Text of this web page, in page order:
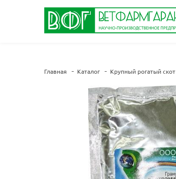
Главная Каталог Крупный рогатый скот